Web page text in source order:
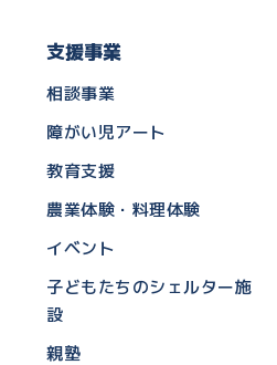
支援事業
相談事業
障がい児アート
教育支援
農業体験・料理体験
イベント
子どもたちのシェルター施
設
親塾